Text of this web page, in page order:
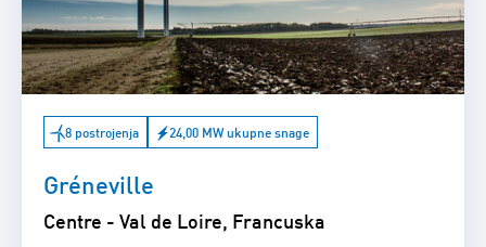
8 postrojenja 24,00 MW ukupne snage
Gréneville
Centre - Val de Loire, Francuska